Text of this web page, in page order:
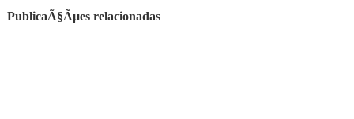
PublicaÃ§Ãµes relacionadas